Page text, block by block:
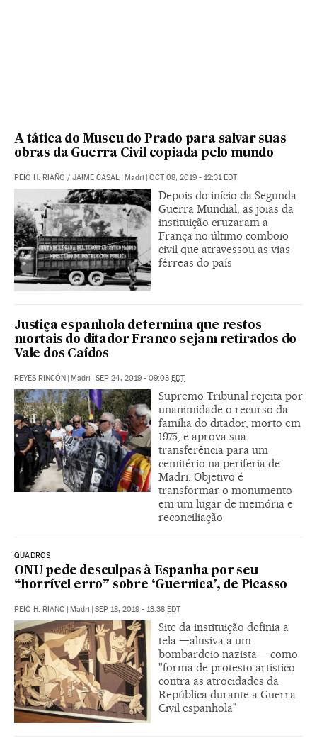
A tática do Museu do Prado para salvar suas
obras da Guerra Civil copiada pelo mundo
PEIO H. RIAÑO / JAIME CASAL | Madri | OCT 08, 2019 - 12:31EDT
Depois do início da Segunda
Guerra Mundial, as joias da
instituição cruzaram a
França no último comboio
civil que atravessou as vias
férreas do país
Justiça espanhola determina que restos
mortais do ditador Franco sejam retirados do
Vale dos Caídos
REYES RINCÓN | Madri | SEP 24, 2019 - 09:03 EDT
Supremo Tribunal rejeita por
unanimidade o recurso da
família do ditador, morto em
1975, e aprova sua
transferência para um
cemitério na periferia de
Madri. Objetivo é
transformar o monumento
em um lugar de memória e
reconciliação
QUADROS
ONU pede desculpas à Espanha por seu
“horrível erro” sobre ‘Guernica’, de Picasso
PEIO H. RIAÑO | Madri | SEP 18, 2019 - 13:38 EDT
Site da instituição definia a
tela —alusiva a um
bombardeio nazista— como
"forma de protesto artístico
contra as atrocidades da
República durante a Guerra
Civil espanhola"